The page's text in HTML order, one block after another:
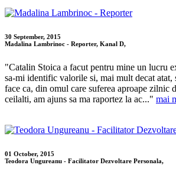
30 September, 2015
Madalina Lambrinoc - Reporter, Kanal D,
"Catalin Stoica a facut pentru mine un lucru
sa-mi identific valorile si, mai mult decat atat,
face ca, din omul care suferea aproape zilnic
ceilalti, am ajuns sa ma raportez la ac..." mai
01 October, 2015
Teodora Ungureanu - Facilitator Dezvoltare Personala,